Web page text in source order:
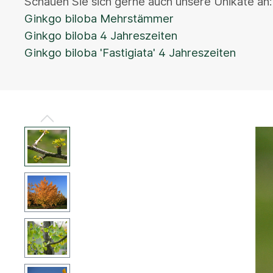
Ginkgo biloba Mehrstämmer
Ginkgo biloba 4 Jahreszeiten
Ginkgo biloba 'Fastigiata' 4 Jahreszeiten